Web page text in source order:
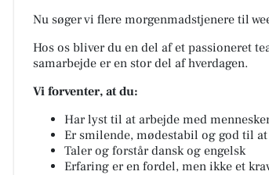
Nu søger vi flere morgenmadstjenere til
Hos os bliver du en del af et passioneret
samarbejde er en stor del af hverdagen.
Vi forventer, at du:
Har lyst til at arbejde med
Er smilende, mødestabil og god til
Taler og forstår dansk og engelsk
Erfaring er en fordel, men ikke et